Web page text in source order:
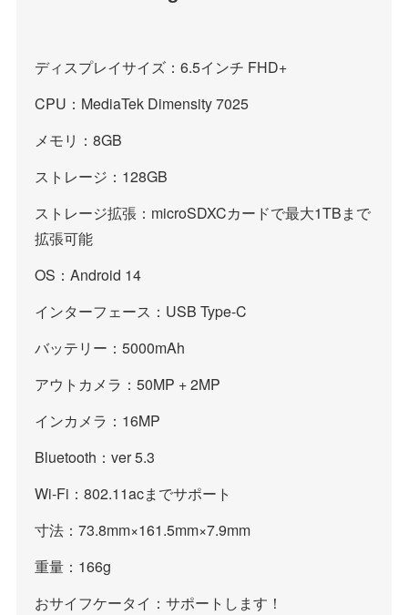
ディスプレイサイズ：6.5インチ FHD+
CPU：MediaTek Dimensity 7025
メモリ：8GB
ストレージ：128GB
ストレージ拡張：microSDXCカードで最大1TBまで
拡張可能
OS：Android 14
インターフェース：USB Type-C
バッテリー：5000mAh
アウトカメラ：50MP + 2MP
インカメラ：16MP
Bluetooth：ver 5.3
Wi-Fi：802.11acまでサポート
寸法：73.8mm×161.5mm×7.9mm
重量：166g
おサイフケータイ：サポートします！